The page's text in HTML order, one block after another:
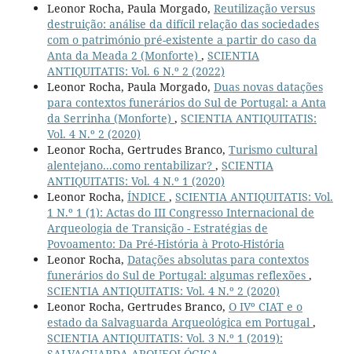
Leonor Rocha, Paula Morgado, Reutilização versus
destruição: análise da difícil relação das sociedades
com o património pré-existente a partir do caso da
Anta da Meada 2 (Monforte) , SCIENTIA
ANTIQUITATIS: Vol. 6 N.º 2 (2022)
Leonor Rocha, Paula Morgado, Duas novas datações
para contextos funerários do Sul de Portugal: a Anta
da Serrinha (Monforte) , SCIENTIA ANTIQUITATIS:
Vol. 4 N.º 2 (2020)
Leonor Rocha, Gertrudes Branco, Turismo cultural
alentejano...como rentabilizar? , SCIENTIA
ANTIQUITATIS: Vol. 4 N.º 1 (2020)
Leonor Rocha, ÍNDICE , SCIENTIA ANTIQUITATIS: Vol.
1 N.º 1 (1): Actas do III Congresso Internacional de
Arqueologia de Transição - Estratégias de
Povoamento: Da Pré-História à Proto-História
Leonor Rocha, Datações absolutas para contextos
funerários do Sul de Portugal: algumas reflexões ,
SCIENTIA ANTIQUITATIS: Vol. 4 N.º 2 (2020)
Leonor Rocha, Gertrudes Branco, O IVº CIAT e o
estado da Salvaguarda Arqueológica em Portugal ,
SCIENTIA ANTIQUITATIS: Vol. 3 N.º 1 (2019):